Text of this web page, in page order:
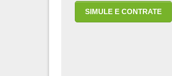
SIMULE E CONTRATE